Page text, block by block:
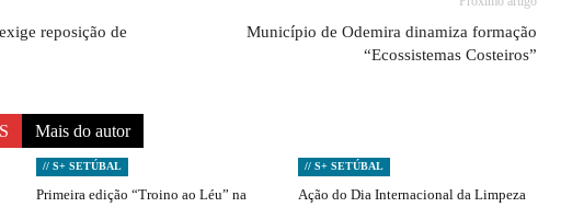
reposição de
Município de Odemira dinamiza formação
“Ecossistemas Costeiros”
Mais do autor
// S+ SETÚBAL
Primeira edição “Troino ao Léu” na
// S+ SETÚBAL
Ação do Dia Internacional da Limpeza